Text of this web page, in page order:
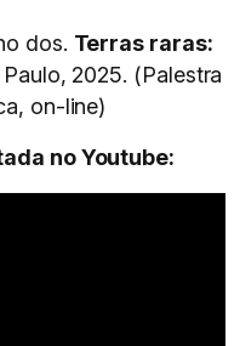
dos. Terras raras:
2025. (Palestra
on-line)
no Youtube: